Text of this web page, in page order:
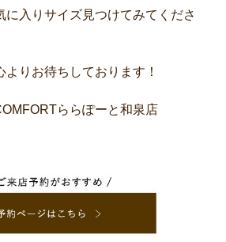
に入りサイズ見つけてみてくださ
りお待ちしております！
ららぽーと和泉店